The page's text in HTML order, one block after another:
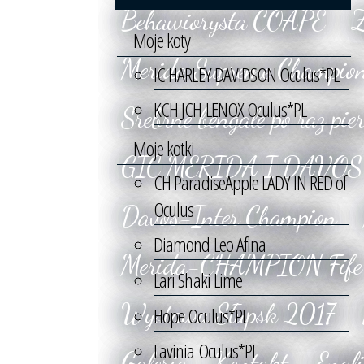
Behawiorysta COAPE
Merida Supreme
Srebrne bengale po raz
GIC MERIDA I DAVOS
Davos-Inter Champion
Merida-CHAMPION Fife
Wystawa Słupsk 2017
Moje koty
IC HARLEY DAVIDSON Oculus*PL
KCH JCH LENOX Oculus*PL
Moje kotki
CH ParadiseApple LADY IN RED of
Oculus
Diamond Leo Afina
Lari Shaki Lime
Hope Oculus*PL
Lavinia Oculus*PL